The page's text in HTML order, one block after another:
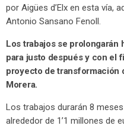
por Aigües d’Elx en esta vía,
Antonio Sansano Fenoll.
Los trabajos se prolongarán
para justo después y con el
proyecto de transformación
Morera.
Los trabajos durarán 8
alrededor de 1’1 millones de